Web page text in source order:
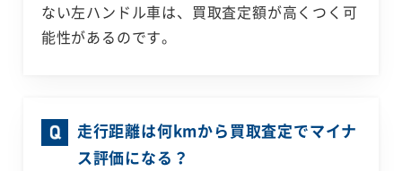
ない左ハンドル車は、買取査定額が高くつく可
能性があるのです。
走行距離は何kmから買取査定でマイナ
ス評価になる？